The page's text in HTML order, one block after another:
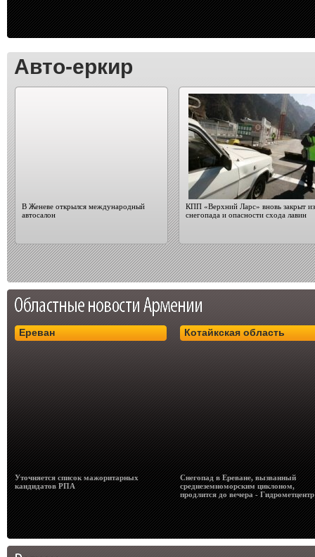
Авто-еркир
В Женеве открылся международный
автосалон
КПП «Верхний Ларс» вновь закрыт
снегопада и опасности схода лавин
Ереван
Уточняется список мажоритарных
кандидатов РПА
Котайкская область
Снегопад в Ереване, вызванный
среднеземноморским циклоном,
продлится до вечера - Гидрометцентр